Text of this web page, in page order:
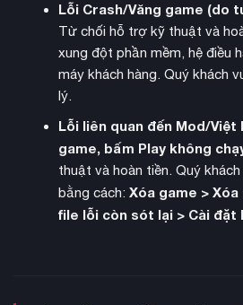
Về mặthình ảnh
thiết kế monster và hiệu ứng chiến
chơi được chăm chút tỉ mỉ, tái hiện
miền Tây hoang dã pha trộn với các
Âm thanh trong game cũng được
tạo nên bầu không khí kịch tính và
Lỗi Crash/Văng game (do
Từ chối hỗ trợ kỹ thuật và
xung đột phần mềm, hệ điều
máy khách hàng. Quý khách
lý.
Lỗi liên quan đến Mod/Việt
game, bấm Play không
thuật và hoàn tiền. Quý
bằng cách: Xóa game >
file lỗi còn sót lại > Cài đặt